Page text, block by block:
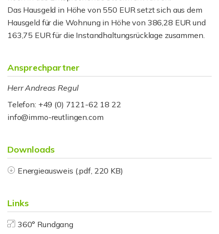
Das Hausgeld in Höhe von 550 EUR setzt sich aus dem
Hausgeld für die Wohnung in Höhe von 386,28 EUR und
163,75 EUR für die Instandhaltungsrücklage zusammen.
Ansprechpartner
Herr Andreas Regul
Telefon: +49 (0) 7121-62 18 22
info@immo-reutlingen.com
Downloads
Energieausweis (.pdf, 220 KB)
Links
360° Rundgang